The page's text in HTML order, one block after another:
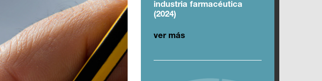
industria farmacéutica
(2024)
ver más